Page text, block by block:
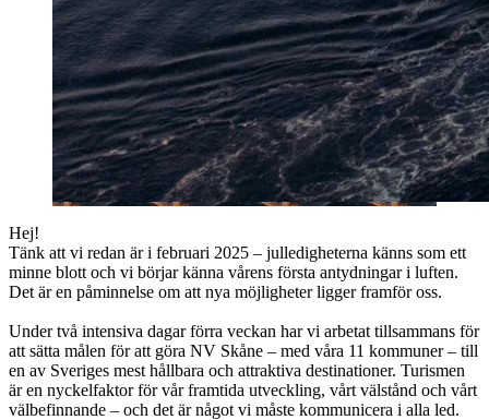
Hej!
Tänk att vi redan är i februari 2025 – julledigheterna känns som ett
minne blott och vi börjar känna vårens första antydningar i luften.
Det är en påminnelse om att nya möjligheter ligger framför oss.
Under två intensiva dagar förra veckan har vi arbetat tillsammans för
att sätta målen för att göra NV Skåne – med våra 11 kommuner – till
en av Sveriges mest hållbara och attraktiva destinationer. Turismen
är en nyckelfaktor för vår framtida utveckling, vårt välstånd och vårt
välbefinnande – och det är något vi måste kommunicera i alla led.